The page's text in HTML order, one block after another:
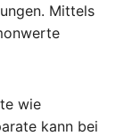
Mittels
wie
kann bei